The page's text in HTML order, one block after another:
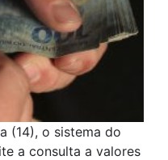
(14), o sistema do
a consulta a valores